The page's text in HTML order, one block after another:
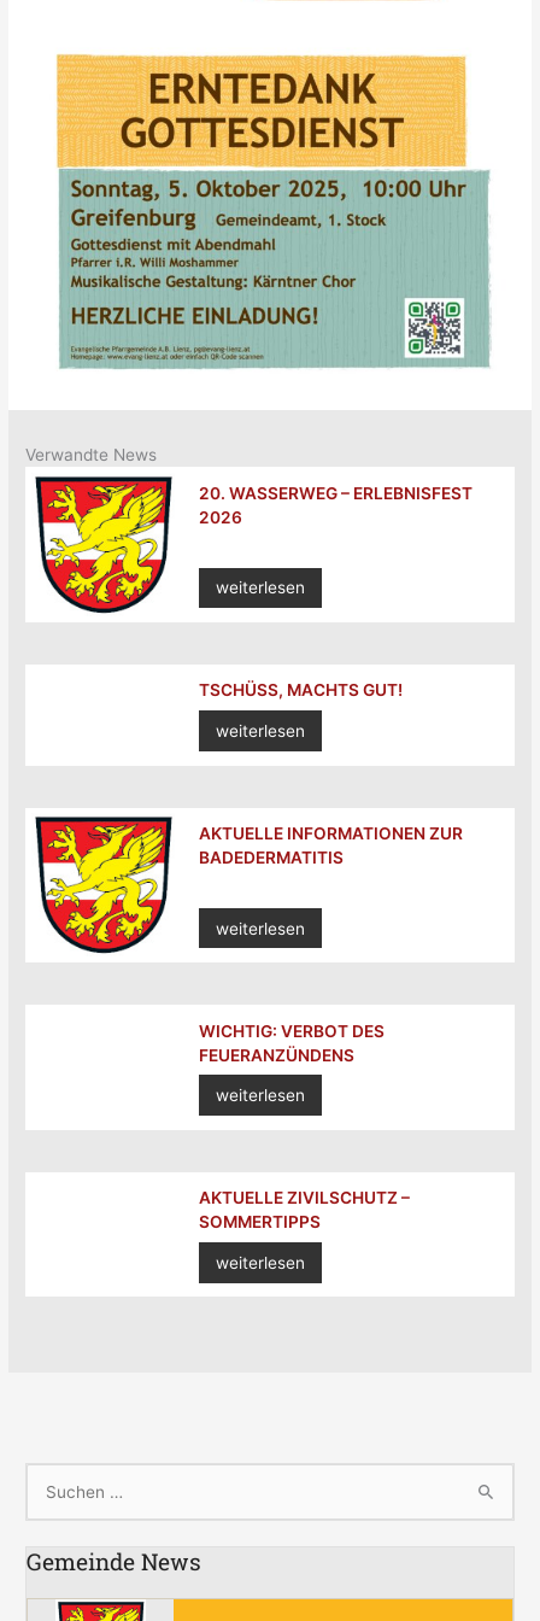
Verwandte News
20. WASSERWEG – ERLEBNISFEST
2026
weiterlesen
TSCHÜSS, MACHTS GUT!
weiterlesen
AKTUELLE INFORMATIONEN ZUR
BADEDERMATITIS
weiterlesen
WICHTIG: VERBOT DES
FEUERANZÜNDENS
weiterlesen
AKTUELLE ZIVILSCHUTZ –
SOMMERTIPPS
weiterlesen
c
h
Gemeinde News